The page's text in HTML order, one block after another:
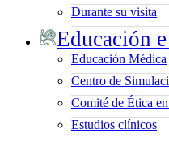
Durante su visita
Educación
Educación Médica
Centro de
Comité de Ética
Estudios clínicos